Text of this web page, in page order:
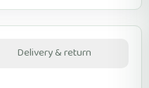
Delivery & return